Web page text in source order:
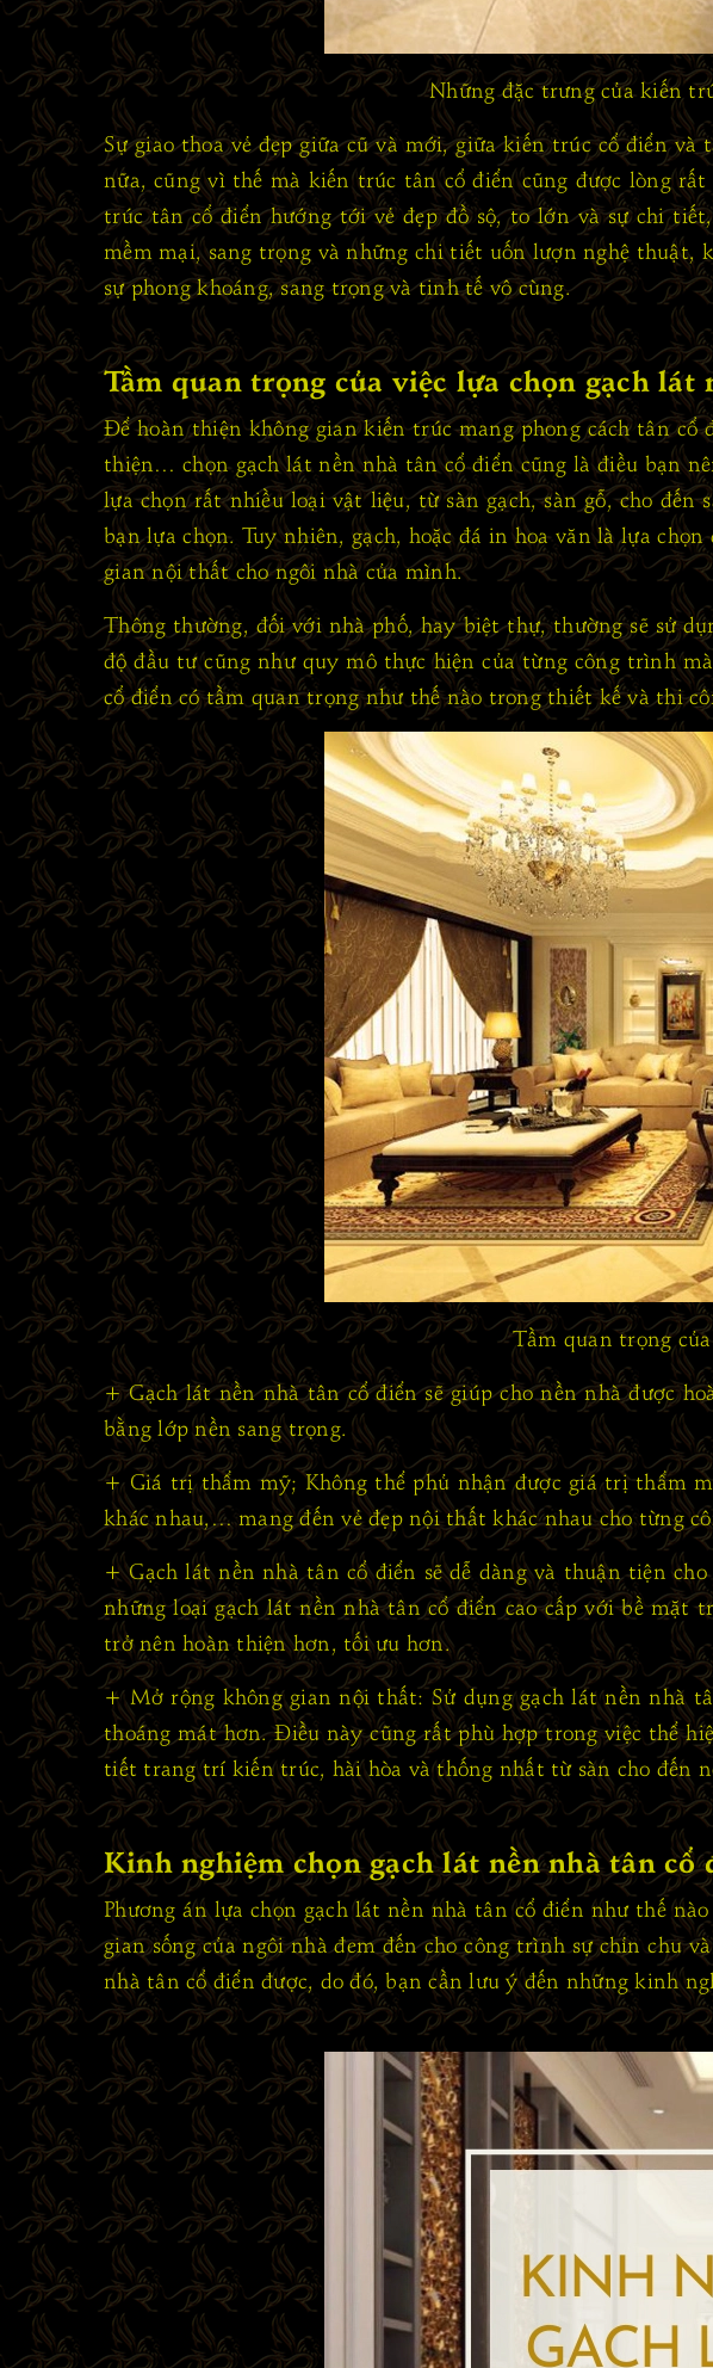
Những đặc trưng của kiến
Sự giao thoa vẻ đẹp giữa cũ và mới, giữa kiến trúc cổ điển
nữa, cũng vì thế mà kiến trúc tân cổ điển cũng được lòng
trúc tân cổ điển hướng tới vẻ đẹp đồ sộ, to lớn và sự chi
mềm mại, sang trọng và những chi tiết uốn lượn nghệ thuật,
sự phong khoáng, sang trọng và tinh tế vô cùng.
Tầm quan trọng của việc lựa chọn gạch lát
Để hoàn thiện không gian kiến trúc mang phong cách tân
thiện… chọn gạch lát nền nhà tân cổ điển cũng là điều bạn
lựa chọn rất nhiều loại vật liệu, từ sàn gạch, sàn gỗ, cho
bạn lựa chọn. Tuy nhiên, gạch, hoặc đá in hoa văn là lựa
gian nội thất cho ngôi nhà của mình.
Thông thường, đối với nhà phố, hay biệt thự, thường sẽ sử
độ đầu tư cũng như quy mô thực hiện của từng công trình
cổ điển có tầm quan trọng như thế nào trong thiết kế và thi
Tầm quan trọng
+ Gạch lát nền nhà tân cổ điển sẽ giúp cho nền nhà được
bằng lớp nền sang trọng.
+ Giá trị thẩm mỹ; Không thể phủ nhận được giá trị thẩm
khác nhau,… mang đến vẻ đẹp nội thất khác nhau cho từng
+ Gạch lát nền nhà tân cổ điển sẽ dễ dàng và thuận tiện
những loại gạch lát nền nhà tân cổ điển cao cấp với bề
trở nên hoàn thiện hơn, tối ưu hơn.
+ Mở rộng không gian nội thất: Sử dụng gạch lát nền nhà
thoáng mát hơn. Điều này cũng rất phù hợp trong việc thể
tiết trang trí kiến trúc, hài hòa và thống nhất từ sàn cho đến
Kinh nghiệm chọn gạch lát nền nhà tân
Phương án lựa chọn gạch lát nền nhà tân cổ điển như thế
gian sống của ngôi nhà đem đến cho công trình sự chỉn chu
nhà tân cổ điển được, do đó, bạn cần lưu ý đến những kinh